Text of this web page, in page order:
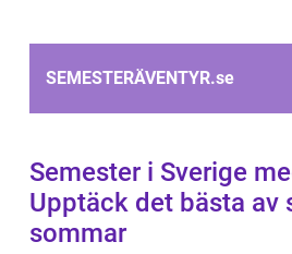
SEMESTERÄVENTYR.se
Semester i Sverige
Upptäck det bästa av
sommar